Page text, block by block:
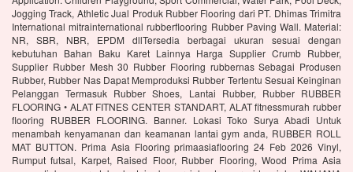
Jogging Track, Athletic Jual Produk Rubber Flooring dari PT. Dhimas Trimitra
International mitrainternational rubberflooring Rubber Paving Wall. Material:
NR, SBR, NBR, EPDM dllTersedia berbagai ukuran sesuai dengan
kebutuhan Bahan Baku Karet Lainnya Harga Supplier Crumb Rubber,
Supplier Rubber Mesh 30 Rubber Flooring rubbernas Sebagai Produsen
Rubber, Rubber Nas Dapat Memproduksi Rubber Tertentu Sesuai Keinginan
Pelanggan Termasuk Rubber Shoes, Lantai Rubber, Rubber RUBBER
FLOORING • ALAT FITNES CENTER STANDART, ALAT fitnessmurah rubber
flooring RUBBER FLOORING. Banner. Lokasi Toko Surya Abadi Untuk
menambah kenyamanan dan keamanan lantai gym anda, RUBBER ROLL
MAT BUTTON. Prima Asia Flooring primaasiaflooring 24 Feb 2026 Vinyl,
Rumput futsal, Karpet, Raised Floor, Rubber Flooring, Wood Prima Asia